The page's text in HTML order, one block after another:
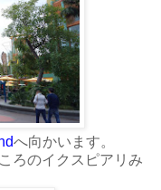
へ向かいます。
ろのイクスピアリみ